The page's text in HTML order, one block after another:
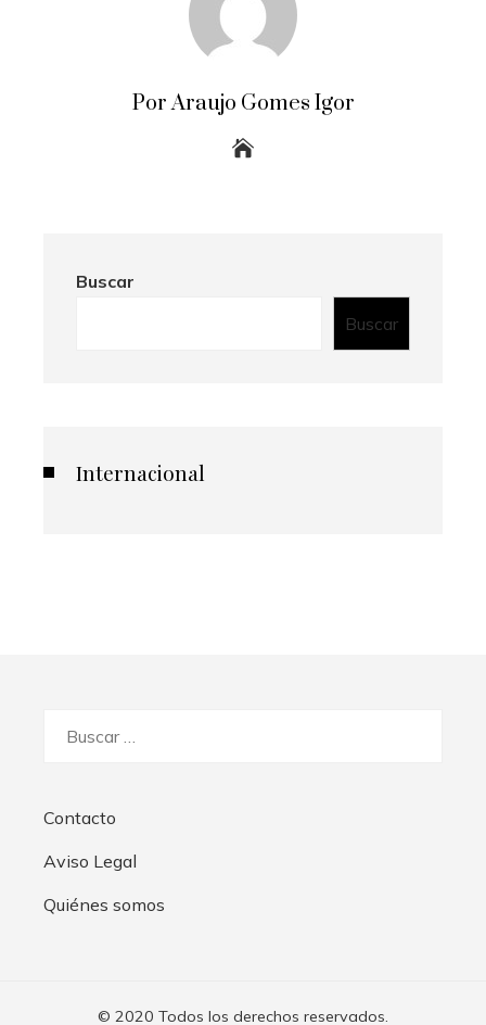
Por Araujo Gomes Igor
Buscar
Buscar
Internacional
Contacto
Aviso Legal
Quiénes somos
© 2020 Todos los derechos reservados.